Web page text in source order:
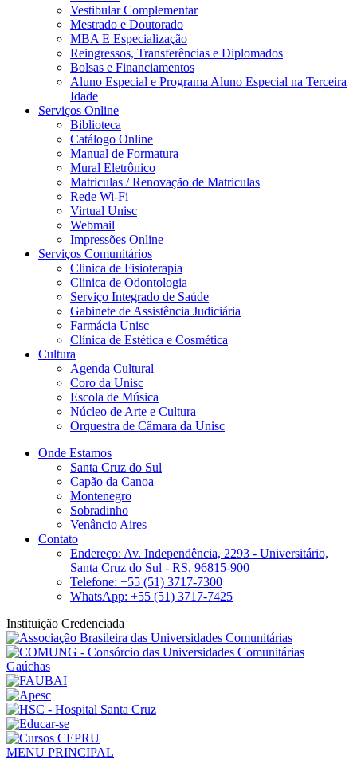
Vestibular Complementar
Mestrado e Doutorado
MBA E Especialização
Reingressos, Transferências e Diplomados
Bolsas e Financiamentos
Aluno Especial e Programa Aluno Especial na Terceira
Idade
Serviços Online
Biblioteca
Catálogo Online
Manual de Formatura
Mural Eletrônico
Matriculas / Renovação de Matriculas
Rede Wi-Fi
Virtual Unisc
Webmail
Impressões Online
Serviços Comunitários
Clinica de Fisioterapia
Clinica de Odontologia
Serviço Integrado de Saúde
Gabinete de Assistência Judiciária
Farmácia Unisc
Clínica de Estética e Cosmética
Cultura
Agenda Cultural
Coro da Unisc
Escola de Música
Núcleo de Arte e Cultura
Orquestra de Câmara da Unisc
Onde Estamos
Santa Cruz do Sul
Capão da Canoa
Montenegro
Sobradinho
Venâncio Aires
Contato
Endereço: Av. Independência, 2293 - Universitário,
Santa Cruz do Sul - RS, 96815-900
Telefone: +55 (51) 3717-7300
WhatsApp: +55 (51) 3717-7425
Instituição Credenciada
MENU PRINCIPAL